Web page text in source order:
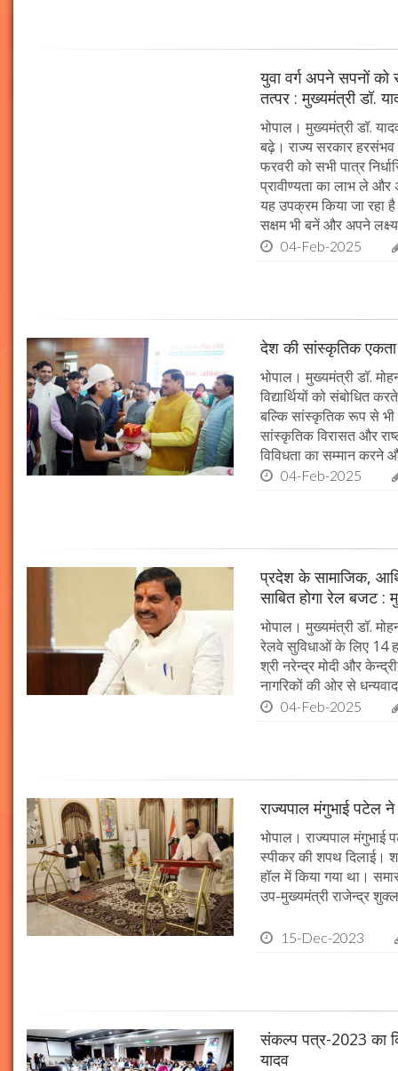
युवा वर्ग अपने सपनों
तत्पर : मुख्यमंत्री डॉ.
भोपाल। मुख्यमंत्री डॉ.
बढ़े। राज्य सरकार
फरवरी को सभी पात्र
प्रावीण्यता का लाभ ले और
यह उपक्रम किया जा रहा
सक्षम भी बनें और अपने
04-Feb-2025
देश की सांस्कृतिक
भोपाल। मुख्यमंत्री डॉ.
विद्यार्थियों को संबोधित
बल्कि सांस्कृतिक रूप से भी
सांस्कृतिक विरासत और
विविधता का सम्मान
04-Feb-2025
प्रदेश के सामाजिक,
साबित होगा रेल बजट :
भोपाल। मुख्यमंत्री डॉ.
रेलवे सुविधाओं के लिए 14
श्री नरेन्द्र मोदी और
नागरिकों की ओर से
04-Feb-2025
राज्यपाल मंगुभाई पटेल ने
भोपाल। राज्यपाल मंगुभाई
स्पीकर की शपथ दिलाई।
हॉल में किया गया था।
उप-मुख्यमंत्री राजेन्द्र
15-Dec-2023
संकल्प पत्र-2023 का
यादव